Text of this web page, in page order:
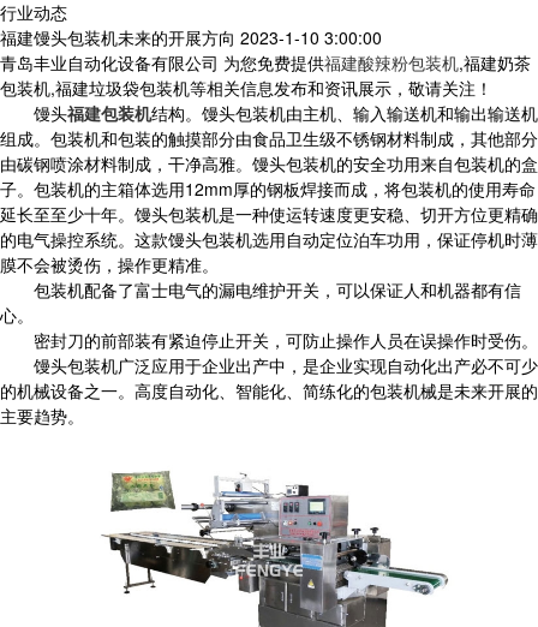
行业动态
福建馒头包装机未来的开展方向 2023-1-10 3:00:00
青岛丰业自动化设备有限公司 为您免费提供福建酸辣粉包装机,福建奶茶
包装机,福建垃圾袋包装机等相关信息发布和资讯展示，敬请关注！
馒头福建包装机结构。馒头包装机由主机、输入输送机和输出输送机
组成。包装机和包装的触摸部分由食品卫生级不锈钢材料制成，其他部分
由碳钢喷涂材料制成，干净高雅。馒头包装机的安全功用来自包装机的盒
子。包装机的主箱体选用12mm厚的钢板焊接而成，将包装机的使用寿命
延长至至少十年。馒头包装机是一种使运转速度更安稳、切开方位更精确
的电气操控系统。这款馒头包装机选用自动定位泊车功用，保证停机时薄
膜不会被烫伤，操作更精准。
包装机配备了富士电气的漏电维护开关，可以保证人和机器都有信
心。
密封刀的前部装有紧迫停止开关，可防止操作人员在误操作时受伤。
馒头包装机广泛应用于企业出产中，是企业实现自动化出产必不可少
的机械设备之一。高度自动化、智能化、简练化的包装机械是未来开展的
主要趋势。